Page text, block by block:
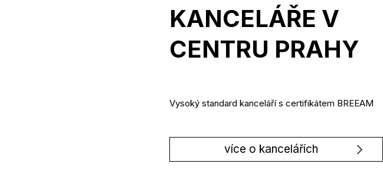
KANCELÁŘE V
CENTRU PRAHY
Vysoký standard kanceláří s certifikátem BREEAM
více o kancelářích